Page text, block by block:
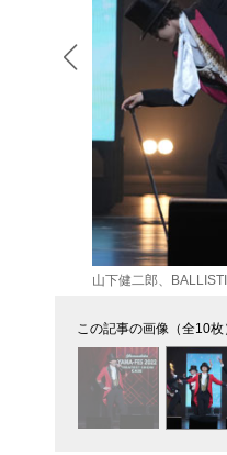
山下健二郎、
この記事の画像（全10枚